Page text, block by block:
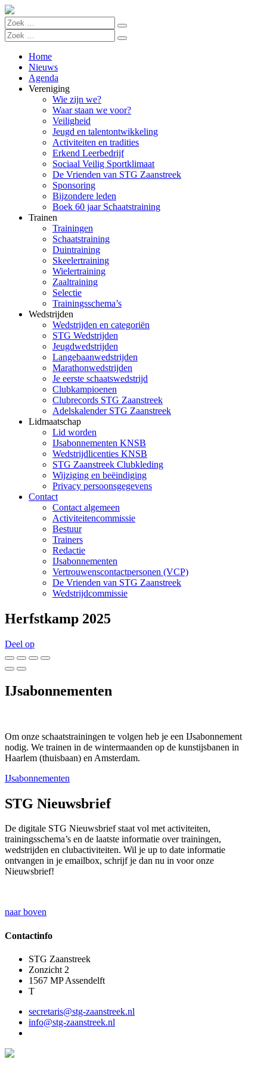
Home
Nieuws
Agenda
Vereniging
Wie zijn we?
Waar staan we voor?
Veiligheid
Jeugd en talentontwikkeling
Activiteiten en tradities
Erkend Leerbedrijf
Sociaal Veilig Sportklimaat
De Vrienden van STG Zaanstreek
Sponsoring
Bijzondere leden
Boek 60 jaar Schaatstraining
Trainen
Trainingen
Schaatstraining
Duintraining
Skeelertraining
Wielertraining
Zaaltraining
Selectie
Trainingsschema’s
Wedstrijden
Wedstrijden en categoriën
STG Wedstrijden
Jeugdwedstrijden
Langebaanwedstrijden
Marathonwedstrijden
Je eerste schaatswedstrijd
Clubkampioenen
Clubrecords STG Zaanstreek
Adelskalender STG Zaanstreek
Lidmaatschap
Lid worden
IJsabonnementen KNSB
Wedstrijdlicenties KNSB
STG Zaanstreek Clubkleding
Wijziging en beëindiging
Privacy persoonsgegevens
Contact
Contact algemeen
Activiteitencommissie
Bestuur
Trainers
Redactie
IJsabonnementen
Vertrouwenscontactpersonen (VCP)
De Vrienden van STG Zaanstreek
Wedstrijdcommissie
Herfstkamp 2025
Deel op
IJsabonnementen
Om onze schaatstrainingen te volgen heb je een IJsabonnement
nodig. We trainen in de wintermaanden op de kunstijsbanen in
Haarlem (thuisbaan) en Amsterdam.
IJsabonnementen
STG Nieuwsbrief
De digitale STG Nieuwsbrief staat vol met activiteiten,
trainingsschema’s en de laatste informatie over trainingen,
wedstrijden en clubactiviteiten. Wil je up to date informatie
ontvangen in je emailbox, schrijf je dan nu in voor onze
Nieuwsbrief!
naar boven
Contactinfo
STG Zaanstreek
Zonzicht 2
1567 MP Assendelft
T
secretaris@stg-zaanstreek.nl
info@stg-zaanstreek.nl